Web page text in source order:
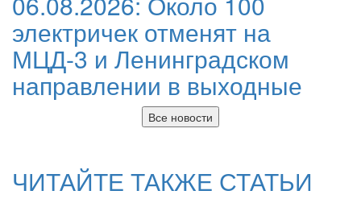
электричек отменят на
МЦД-3 и Ленинградском
направлении в выходные
Все новости
ЧИТАЙТЕ ТАКЖЕ СТАТЬИ